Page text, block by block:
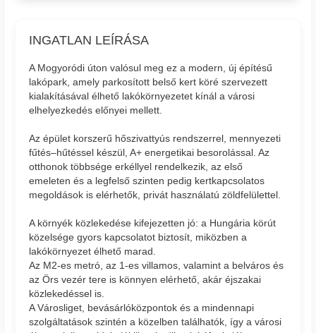
INGATLAN LEÍRÁSA
A Mogyoródi úton valósul meg ez a modern, új építésű
lakópark, amely parkosított belső kert köré szervezett
kialakításával élhető lakókörnyezetet kínál a városi
elhelyezkedés előnyei mellett.
Az épület korszerű hőszivattyús rendszerrel, mennyezeti
fűtés–hűtéssel készül, A+ energetikai besorolással. Az
otthonok többsége erkéllyel rendelkezik, az első
emeleten és a legfelső szinten pedig kertkapcsolatos
megoldások is elérhetők, privát használatú zöldfelülettel.
A környék közlekedése kifejezetten jó: a Hungária körút
közelsége gyors kapcsolatot biztosít, miközben a
lakókörnyezet élhető marad.
Az M2-es metró, az 1-es villamos, valamint a belváros és
az Örs vezér tere is könnyen elérhető, akár éjszakai
közlekedéssel is.
A Városliget, bevásárlóközpontok és a mindennapi
szolgáltatások szintén a közelben találhatók, így a városi